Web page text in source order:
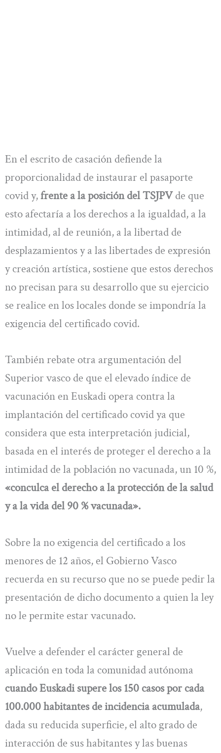
En el escrito de casación defiende la
proporcionalidad de instaurar el pasaporte
covid y,frente a la posición del TSJPVde que
esto afectaría a los derechos a la igualdad, a la
intimidad, al de reunión, a la libertad de
desplazamientos y a las libertades de expresión
y creación artística, sostiene que estos derechos
no precisan para su desarrollo que su ejercicio
se realice en los locales donde se impondría la
exigencia del certificado covid.
También rebate otra argumentación del
Superior vasco de que el elevado índice de
vacunación en Euskadi opera contra la
implantación del certificado covid ya que
considera que esta interpretación judicial,
basada en el interés de proteger el derecho a la
intimidad de la población no vacunada, un 10 %,
«conculca el derecho a la protección de la salud
y a la vida del 90 % vacunada».
Sobre la no exigencia del certificado a los
menores de 12 años, el Gobierno Vasco
recuerda en su recurso que no se puede pedir la
presentación de dicho documento a quien la ley
no le permite estar vacunado.
Vuelve a defender el carácter general de
aplicación en toda la comunidad autónoma
cuando Euskadi supere los 150 casos por cada
100.000 habitantes de incidencia acumulada,
dada su reducida superficie, el alto grado de
interacción de sus habitantes y las buenas